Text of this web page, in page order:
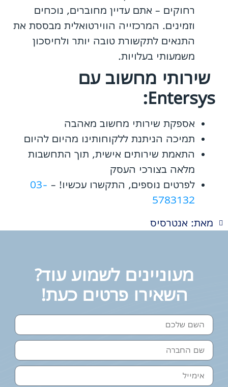
רחוקים – אתם עדיין מחוברים, נוכחים
וזמינים. המרכזייה הווירטואלית מבססת את
התנאים לתקשורת טובה יותר ולחיסכון
משמעותי בעלויות.
שירותי מחשוב עם
Entersys:
אספקת שירותי מחשוב מאהבה
תמיכה הניתנת ללקוחותינו מהיום להיום
התאמת שירותים אישית, תוך התחשבות
מלאה בצורכי העסק
לפרטים נוספים, התקשרו עכשיו! – 03-
5783132
מאת: אנטרסיס
מעוניינים לשמוע עוד?
השאירו פרטים כעת!